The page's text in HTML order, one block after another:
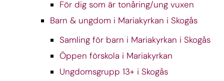
För dig som är tonåring/ung vuxen
Barn & ungdom i Mariakyrkan i Skogås
Samling för barn i Mariakyrkan i Skogås
Öppen förskola i Mariakyrkan
Ungdomsgrupp 13+ i Skogås